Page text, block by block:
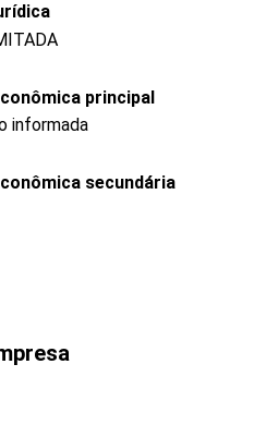
principal
informada
secundária